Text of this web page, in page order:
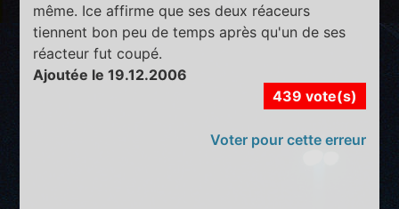
même. Ice affirme que ses deux réaceurs
tiennent bon peu de temps après qu'un de ses
réacteur fut coupé.
Ajoutée le 19.12.2006
439 vote(s)
Voter pour cette erreur